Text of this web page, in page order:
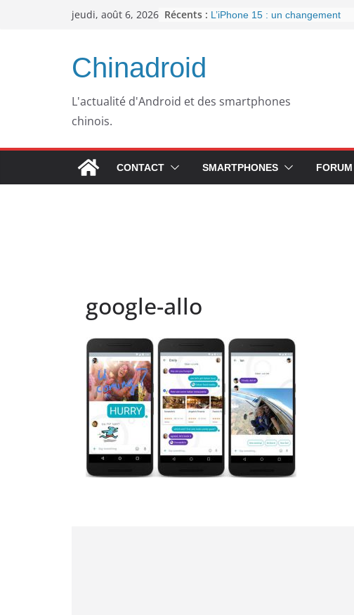
jeudi, août 6, 2026 Récents : L’iPhone 15 : un changement
septembre 2023
Chinadroid
L'actualité d'Android et des smartphones
chinois.
CONTACT SMARTPHONES FORUM
google-allo